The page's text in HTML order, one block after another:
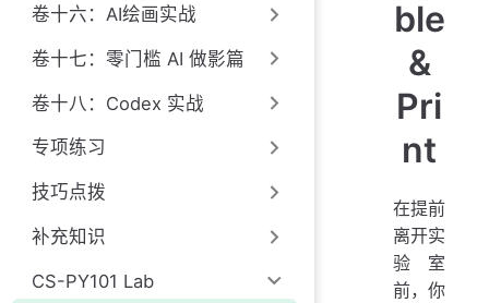
卷十六：AI绘画实战
卷十七：零门槛 AI 做影篇
卷十八：Codex 实战
专项练习
技巧点拨
补充知识
CS-PY101 Lab
ble
&
Pri
nt
在提前
离开实
验室
前，你